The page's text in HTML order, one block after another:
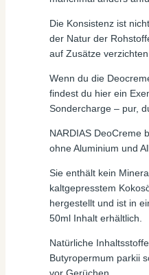
Die Konsistenz ist
der Natur der
auf Zusätze verzichten.
Wenn du die
findest du hier ein
Sondercharge – pur,
NARDIAS DeoCreme
ohne Aluminium und
Sie enthält kein
kaltgepresstem
hergestellt und ist in
50ml Inhalt erhältlich.
Natürliche
Butyropermum parkii
vor Gerüchen.